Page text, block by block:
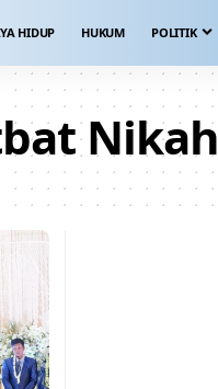
HIDUP HUKUM POLITIK
Nikah